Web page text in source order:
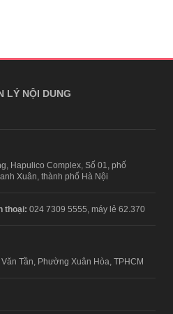
LÝ NỘI DUNG
Hapulico Complex, Số 01, phố
Xuân, thành phố Hà Nội
thoại: 024 7309 5555, máy lẻ 62.370
Tần, Phường Xuân Hòa, TPHCM